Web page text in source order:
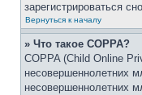
зарегистрироваться
Вернуться к началу
» Что такое COPPA?
COPPA (Child Online
несовершеннолетних
несовершеннолетних